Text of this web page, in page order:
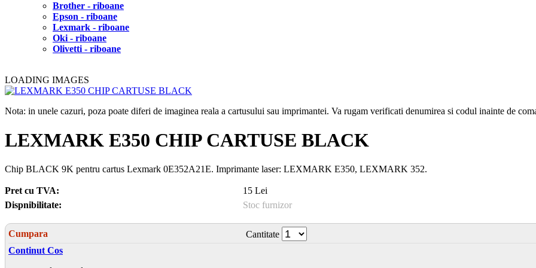
Brother - riboane
Epson - riboane
Lexmark - riboane
Oki - riboane
Olivetti - riboane
LOADING IMAGES
Nota: in unele cazuri, poza poate diferi de imaginea reala a cartusului sau imprimantei. Va rugam verificati denumirea si codul inainte de
LEXMARK E350 CHIP CARTUSE BLACK
Chip BLACK 9K pentru cartus Lexmark 0E352A21E. Imprimante laser: LEXMARK E350, LEXMARK 352.
Pret cu TVA:
15 Lei
Dispnibilitate:
Stoc furnizor
Cumpara
Cantitate
Continut Cos